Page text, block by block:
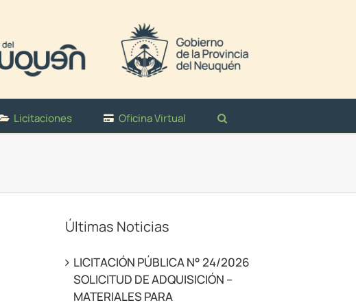
Licitaciones Oficina Virtual
Últimas Noticias
LICITACIÓN PÚBLICA N° 24/2026
SOLICITUD DE ADQUISICIÓN –
MATERIALES PARA